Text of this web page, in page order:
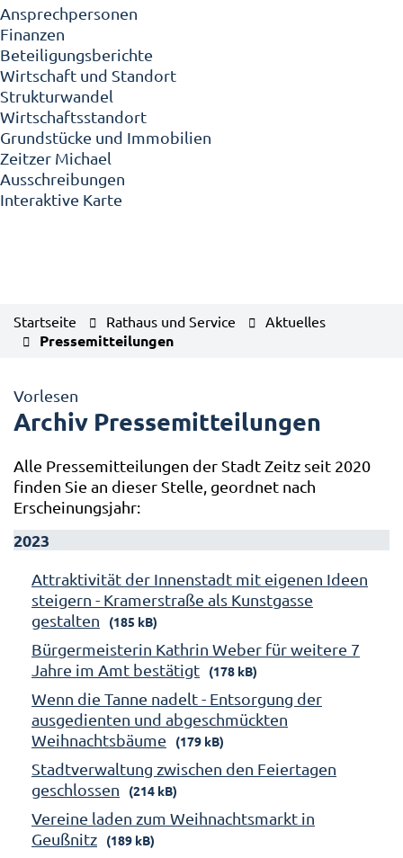
Ansprechpersonen
Finanzen
Beteiligungsberichte
Wirtschaft und Standort
Strukturwandel
Wirtschaftsstandort
Grundstücke und Immobilien
Zeitzer Michael
Ausschreibungen
Interaktive Karte
Startseite Rathaus und Service Aktuelles
Pressemitteilungen
Vorlesen
Archiv Pressemitteilungen
Alle Pressemitteilungen der Stadt Zeitz seit 2020
finden Sie an dieser Stelle, geordnet nach
Erscheinungsjahr:
2023
Attraktivität der Innenstadt mit eigenen Ideen
steigern - Kramerstraße als Kunstgasse
gestalten
(185 kB)
Bürgermeisterin Kathrin Weber für weitere 7
Jahre im Amt bestätigt
(178 kB)
Wenn die Tanne nadelt - Entsorgung der
ausgedienten und abgeschmückten
Weihnachtsbäume
(179 kB)
Stadtverwaltung zwischen den Feiertagen
geschlossen
(214 kB)
Vereine laden zum Weihnachtsmarkt in
Geußnitz
(189 kB)